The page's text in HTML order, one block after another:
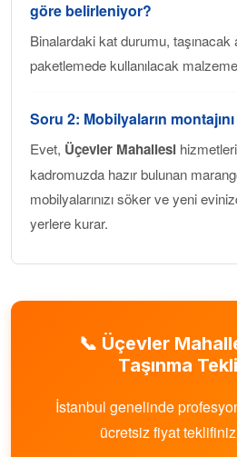
göre belirleniyor?
Binalardaki kat durumu,
paketlemede kullanılacak
Soru 2: Mobilyaların
Evet, Üçevler Mahallesi
kadromuzda hazır bulunan
mobilyalarınızı söker ve yeni
yerlere kurar.
📞 Üçevler
Taşınma
İstanbul genelinde
ücretsiz fiyat